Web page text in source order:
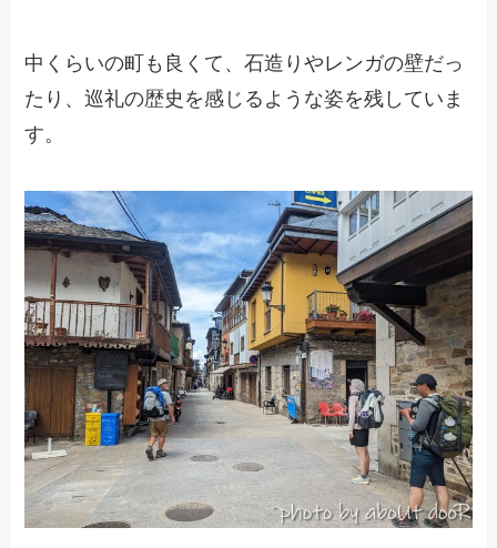
中くらいの町も良くて、石造りやレンガの壁だっ
たり、巡礼の歴史を感じるような姿を残していま
す。